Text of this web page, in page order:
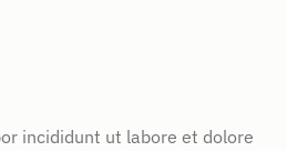
incididunt ut labore et dolore